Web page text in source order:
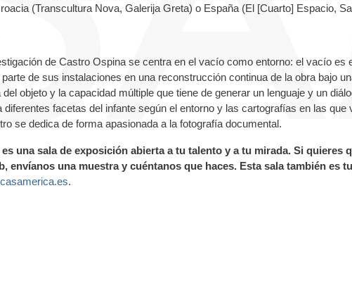
(Transcultura Nova, Galerija Greta) o España (El [Cuarto] Espacio,
de Castro Ospina se centra en el vacío como entorno: el vacío es
de sus instalaciones en una reconstrucción continua de la obra bajo
objeto y la capacidad múltiple que tiene de generar un lenguaje y un
diferentes facetas del infante según el entorno y las cartografías en las que
se dedica de forma apasionada a la fotografía documental.
una sala de exposición abierta a tu talento y a tu mirada. Si quieres
envíanos una muestra y cuéntanos que haces. Esta sala también es
.